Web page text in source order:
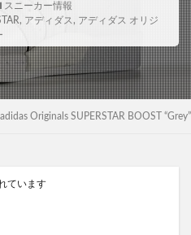
スニーカー情報
, アディダス , アディダス オリジ
adidas Originals SUPERSTAR BOOST
ています